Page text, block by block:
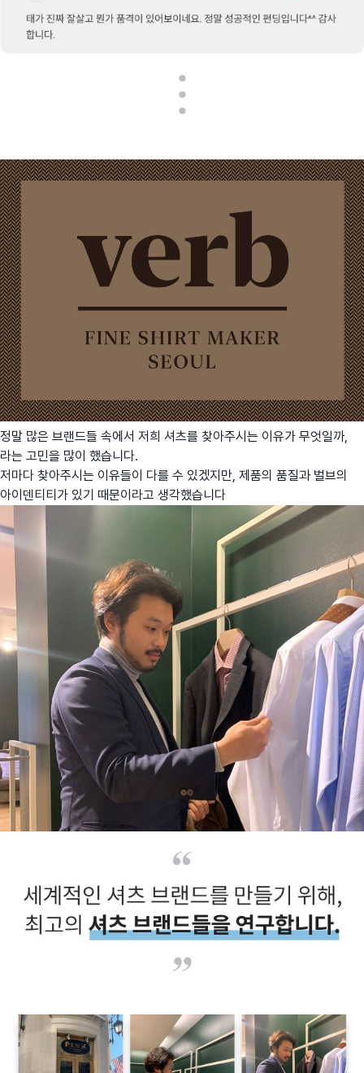
정말 많은 브랜드들 속에서 저희 셔츠를 찾아주시는 이유가 무엇일까,
라는 고민을 많이 했습니다.
저마다 찾아주시는 이유들이 다를 수 있겠지만, 제품의 품질과 벌브의
아이덴티티가 있기 때문이라고 생각했습니다